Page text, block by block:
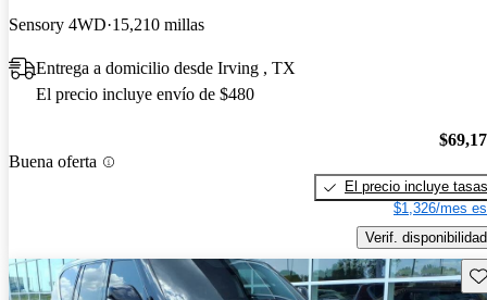
Sensory 4WD 15,210 millas
Entrega a domicilio desde Irving , TX
El precio incluye envío de $480
Buena oferta
El precio incluye tasas
$1,326/mes
Verif. disponibilidad